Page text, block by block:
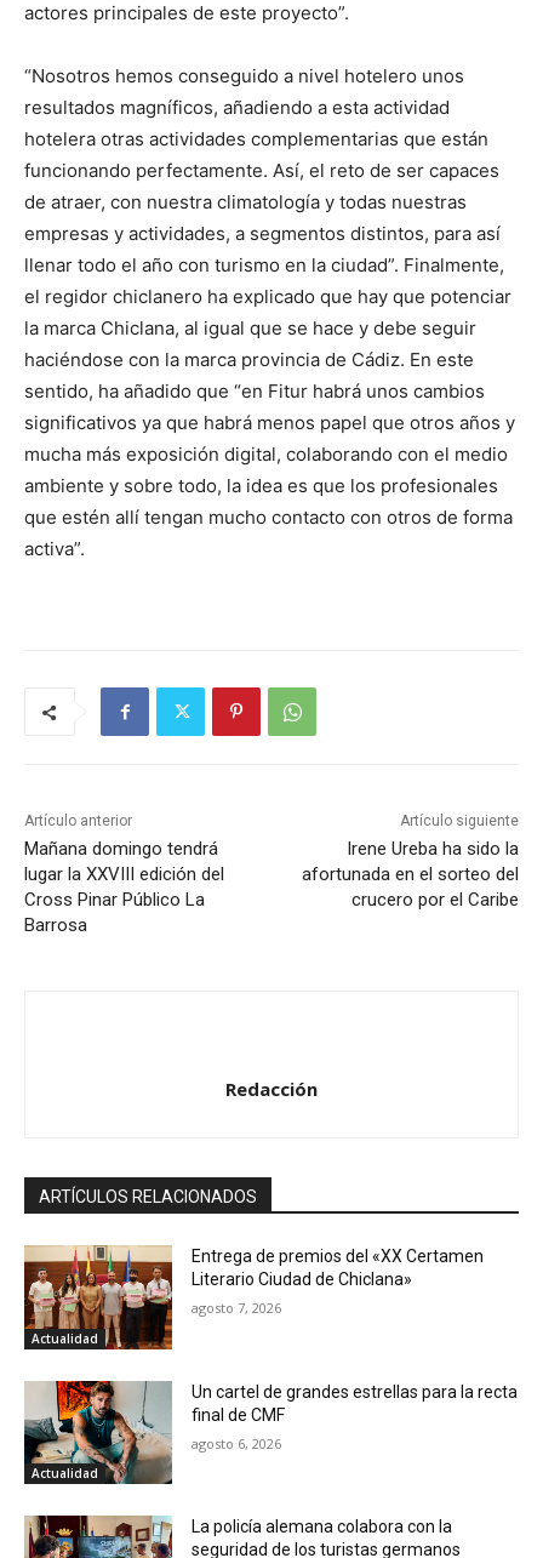
actores principales de este proyecto”.
“Nosotros hemos conseguido a nivel hotelero unos
resultados magníficos, añadiendo a esta actividad
hotelera otras actividades complementarias que están
funcionando perfectamente. Así, el reto de ser capaces
de atraer, con nuestra climatología y todas nuestras
empresas y actividades, a segmentos distintos, para así
llenar todo el año con turismo en la ciudad”. Finalmente,
el regidor chiclanero ha explicado que hay que potenciar
la marca Chiclana, al igual que se hace y debe seguir
haciéndose con la marca provincia de Cádiz. En este
sentido, ha añadido que “en Fitur habrá unos cambios
significativos ya que habrá menos papel que otros años y
mucha más exposición digital, colaborando con el medio
ambiente y sobre todo, la idea es que los profesionales
que estén allí tengan mucho contacto con otros de forma
activa”.
Artículo anterior
Mañana domingo tendrá
lugar la XXVIII edición del
Cross Pinar Público La
Barrosa
Artículo siguiente
Irene Ureba ha sido la
afortunada en el sorteo del
crucero por el Caribe
Redacción
ARTÍCULOS RELACIONADOS
Actualidad
Entrega de premios del «XX Certamen
Literario Ciudad de Chiclana»
agosto 7, 2026
Actualidad
Un cartel de grandes estrellas para la recta
final de CMF
agosto 6, 2026
La policía alemana colabora con la
seguridad de los turistas germanos